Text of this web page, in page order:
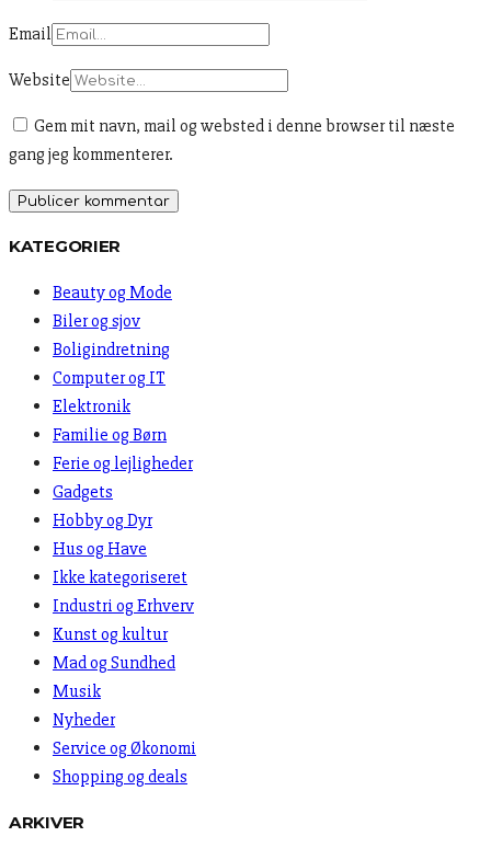
Email
Website
Gem mit navn, mail og websted i denne browser til næste
gang jeg kommenterer.
KATEGORIER
Beauty og Mode
Biler og sjov
Boligindretning
Computer og IT
Elektronik
Familie og Børn
Ferie og lejligheder
Gadgets
Hobby og Dyr
Hus og Have
Ikke kategoriseret
Industri og Erhverv
Kunst og kultur
Mad og Sundhed
Musik
Nyheder
Service og Økonomi
Shopping og deals
ARKIVER